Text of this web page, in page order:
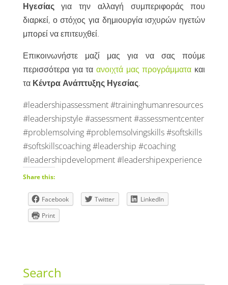
Ηγεσίαςγια την αλλαγή συμπεριφοράς που
διαρκεί, ο στόχος για δημιουργία ισχυρών ηγετών
μπορεί να επιτευχθεί.
Επικοινωνήστε μαζί μας για να σας πούμε
περισσότερα για τα ανοιχτά μας προγράμματα και
τα Κέντρα Ανάπτυξης Ηγεσίας.
#leadershipassessment #traininghumanresources
#leadershipstyle #assessment #assessmentcenter
#problemsolving #problemsolvingskills #softskills
#softskillscoaching #leadership #coaching
#leadershipdevelopment #leadershipexperience
Share this:
Facebook Twitter
LinkedIn
Print
Search